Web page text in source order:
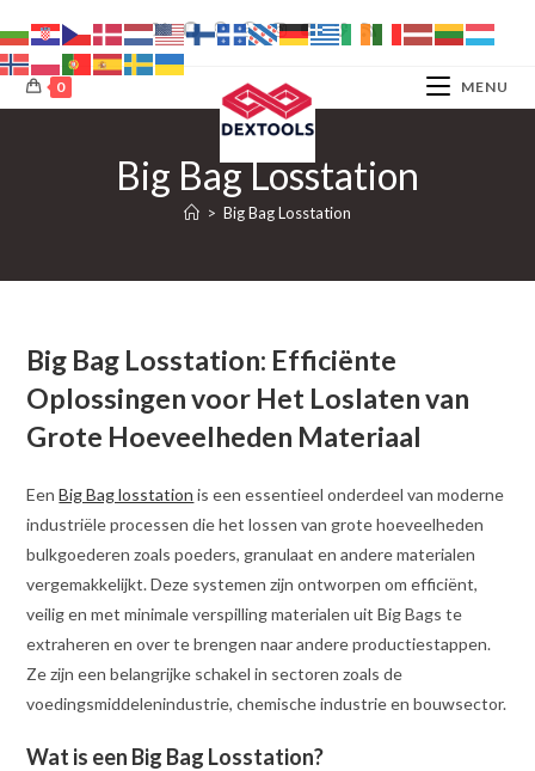
naar
inhoud
0 MENU
Big Bag Losstation
> Big Bag Losstation
Big Bag Losstation: Efficiënte
Oplossingen voor Het Loslaten van
Grote Hoeveelheden Materiaal
EenBig Bag losstation is een essentieel onderdeel van moderne
industriële processen die het lossen van grote hoeveelheden
bulkgoederen zoals poeders, granulaat en andere materialen
vergemakkelijkt. Deze systemen zijn ontworpen om efficiënt,
veilig en met minimale verspilling materialen uit Big Bags te
extraheren en over te brengen naar andere productiestappen.
Ze zijn een belangrijke schakel in sectoren zoals de
voedingsmiddelenindustrie, chemische industrie en bouwsector.
Wat is een Big Bag Losstation?